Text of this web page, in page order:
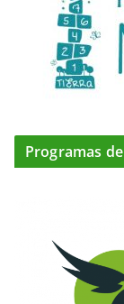
Programas